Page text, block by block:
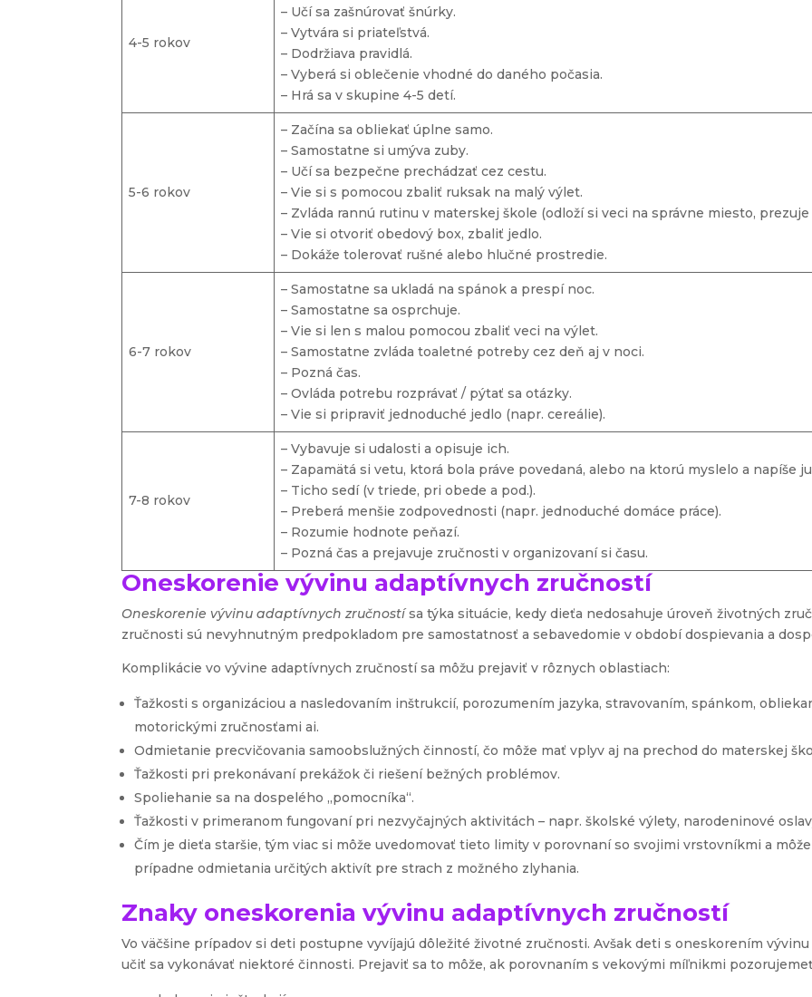
4-5 rokov
– Učí sa zašnúrovať šnúrky.
– Vytvára si priateľstvá.
– Dodržiava pravidlá.
– Vyberá si oblečenie vhodné do daného počasia.
– Hrá sa v skupine 4-5 detí.
5-6 rokov
– Začína sa obliekať úplne samo.
– Samostatne si umýva zuby.
– Učí sa bezpečne prechádzať cez cestu.
– Vie si s pomocou zbaliť ruksak na malý výlet.
– Zvláda rannú rutinu v materskej škole (odloží si veci na správne miesto, prezuje
– Vie si otvoriť obedový box, zbaliť jedlo.
– Dokáže tolerovať rušné alebo hlučné prostredie.
6-7 rokov
– Samostatne sa ukladá na spánok a prespí noc.
– Samostatne sa osprchuje.
– Vie si len s malou pomocou zbaliť veci na výlet.
– Samostatne zvláda toaletné potreby cez deň aj v noci.
– Pozná čas.
– Ovláda potrebu rozprávať / pýtať sa otázky.
– Vie si pripraviť jednoduché jedlo (napr. cereálie).
7-8 rokov
– Vybavuje si udalosti a opisuje ich.
– Zapamätá si vetu, ktorá bola práve povedaná, alebo na ktorú myslelo a napíše
– Ticho sedí (v triede, pri obede a pod.).
– Preberá menšie zodpovednosti (napr. jednoduché domáce práce).
– Rozumie hodnote peňazí.
– Pozná čas a prejavuje zručnosti v organizovaní si času.
Oneskorenie vývinu adaptívnych zručností
Oneskorenie vývinu adaptívnych zručnostísa týka situácie, kedy dieťa nedosahuje úroveň životných
zručnosti sú nevyhnutným predpokladom pre samostatnosť a sebavedomie v období dospievania a
Komplikácie vo vývine adaptívnych zručností sa môžu prejaviť v rôznych oblastiach:
Ťažkosti s organizáciou a nasledovaním inštrukcií, porozumením jazyka, stravovaním, spánkom,
motorickými zručnosťami ai.
Odmietanie precvičovania samoobslužných činností, čo môže mať vplyv aj na prechod do materskej
Ťažkosti pri prekonávaní prekážok či riešení bežných problémov.
Spoliehanie sa na dospelého „pomocníka“.
Ťažkosti v primeranom fungovaní pri nezvyčajných aktivitách – napr. školské výlety, narodeninové
Čím je dieťa staršie, tým viac si môže uvedomovať tieto limity v porovnaní so svojimi vrstovníkmi a
prípadne odmietania určitých aktivít pre strach z možného zlyhania.
Znaky oneskorenia vývinu adaptívnych zručností
Vo väčšine prípadov si deti postupne vyvíjajú dôležité životné zručnosti. Avšak deti s oneskorením
učiť sa vykonávať niektoré činnosti. Prejaviť sa to môže, ak porovnaním s vekovými míľnikmi